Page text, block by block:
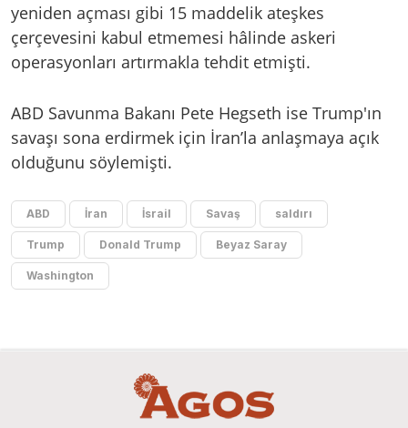
yeniden açması gibi 15 maddelik ateşkes
çerçevesini kabul etmemesi hâlinde askeri
operasyonları artırmakla tehdit etmişti.
ABD Savunma Bakanı Pete Hegseth ise Trump'ın
savaşı sona erdirmek için İran’la anlaşmaya açık
olduğunu söylemişti.
ABD İran İsrail Savaş saldırı
Trump Donald Trump Beyaz Saray
Washington